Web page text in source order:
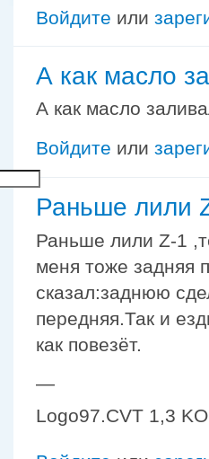
Войдите или
А как масло
А как масло
Войдите или
Раньше лили
Раньше лили Z-1
меня тоже задняя
сказал:заднюю
передняя.Так и
как повезёт.
—
Logo97.CVT 1,3